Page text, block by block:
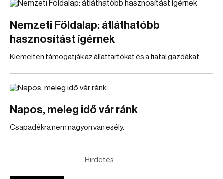
Nemzeti Földalap: átláthatóbb
hasznosítást ígérnek
Kiemelten támogatják az állattartókat és a fiatal gazdákat.
Napos, meleg idő vár ránk
Csapadékra nem nagyon van esély.
Hirdetés